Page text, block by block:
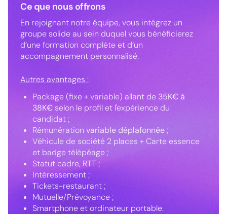
Ce que nous offrons
En rejoignant notre équipe, vous intégrez un
groupe solide au sein duquel vous bénéficierez
d’une formation complète et d’un
accompagnement personnalisé.
Autres avantages :
Package (fixe + variable) allant de 35K€ à
38K€selon le profil et l'expérience du
candidat ;
Rémunération variable déplafonnée ;
Véhicule de société 2 places + Carte essence
et badge télépéage ;
Statut cadre, RTT ;
Intéressement ;
Tickets-restaurant ;
Mutuelle/Prévoyance ;
Smartphone et ordinateur portable.